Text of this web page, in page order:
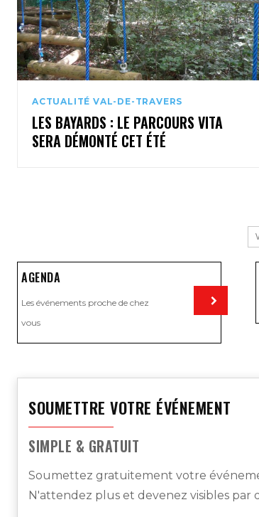
ACTUALITÉ VAL-DE-TRAVERS
LES BAYARDS : LE PARCOURS VITA
SERA DÉMONTÉ CET ÉTÉ
AGENDA
Les événements proche de chez
vous
SOUMETTRE VOTRE ÉVÉNEMENT
SIMPLE & GRATUIT
Soumettez gratuitement votre
N'attendez plus et devenez visibles par